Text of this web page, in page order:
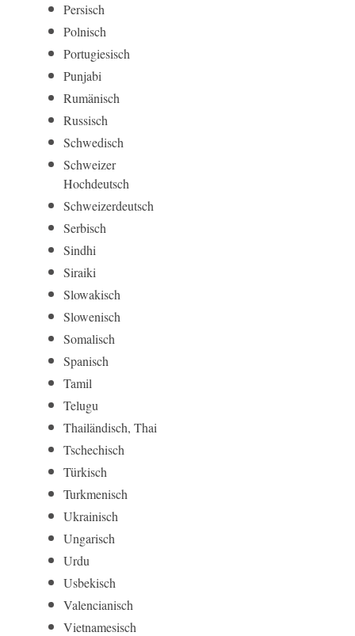
Persisch
Polnisch
Portugiesisch
Punjabi
Rumänisch
Russisch
Schwedisch
Schweizer
Hochdeutsch
Schweizerdeutsch
Serbisch
Sindhi
Siraiki
Slowakisch
Slowenisch
Somalisch
Spanisch
Tamil
Telugu
Thailändisch, Thai
Tschechisch
Türkisch
Turkmenisch
Ukrainisch
Ungarisch
Urdu
Usbekisch
Valencianisch
Vietnamesisch